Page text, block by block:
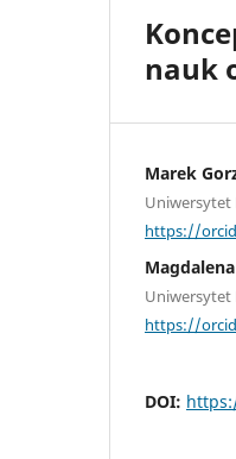
nauk
Marek
Uniwersytet
https://
Uniwersytet
https://
DOI: